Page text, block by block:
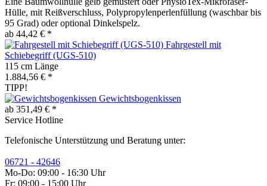
Hülle, mit Reißverschluss, Polypropylenperlenfüllung (waschbar bis
95 Grad) oder optional Dinkelspelz.
ab 44,42 € *
Fahrgestell mit
Schiebegriff (UGS-510)
115 cm Länge
1.884,56 € *
TIPP!
Gewichtsbogenkissen
ab 351,49 € *
Service Hotline
Telefonische Unterstützung und Beratung unter:
06721 - 42646
Mo-Do: 09:00 - 16:30 Uhr
Fr: 09:00 - 15:00 Uhr